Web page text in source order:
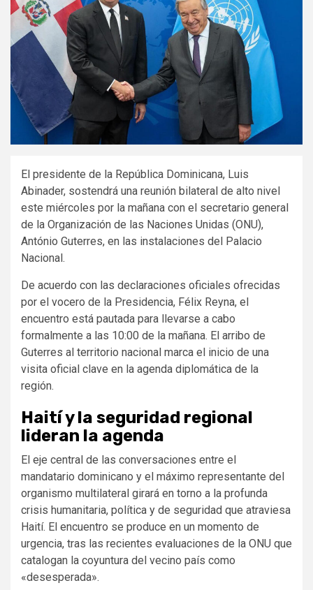
El presidente de la República Dominicana, Luis
Abinader, sostendrá una reunión bilateral de alto nivel
este miércoles por la mañana con el secretario general
de la Organización de las Naciones Unidas (ONU),
António Guterres, en las instalaciones del Palacio
Nacional.
De acuerdo con las declaraciones oficiales ofrecidas
por el vocero de la Presidencia, Félix Reyna, el
encuentro está pautada para llevarse a cabo
formalmente a las 10:00 de la mañana. El arribo de
Guterres al territorio nacional marca el inicio de una
visita oficial clave en la agenda diplomática de la
región.
Haití y la seguridad regional
lideran la agenda
El eje central de las conversaciones entre el
mandatario dominicano y el máximo representante del
organismo multilateral girará en torno a la profunda
crisis humanitaria, política y de seguridad que atraviesa
Haití. El encuentro se produce en un momento de
urgencia, tras las recientes evaluaciones de la ONU que
catalogan la coyuntura del vecino país como
«desesperada».